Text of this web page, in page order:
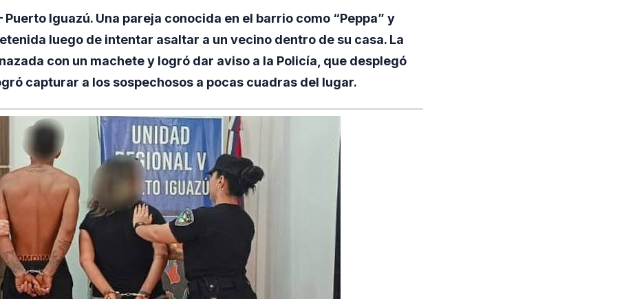
Puerto Iguazú. Una pareja conocida en el barrio como “Peppa” y
luego de intentar asaltar a un vecino dentro de su casa. La
con un machete y logró dar aviso a la Policía, que desplegó
capturar a los sospechosos a pocas cuadras del lugar.